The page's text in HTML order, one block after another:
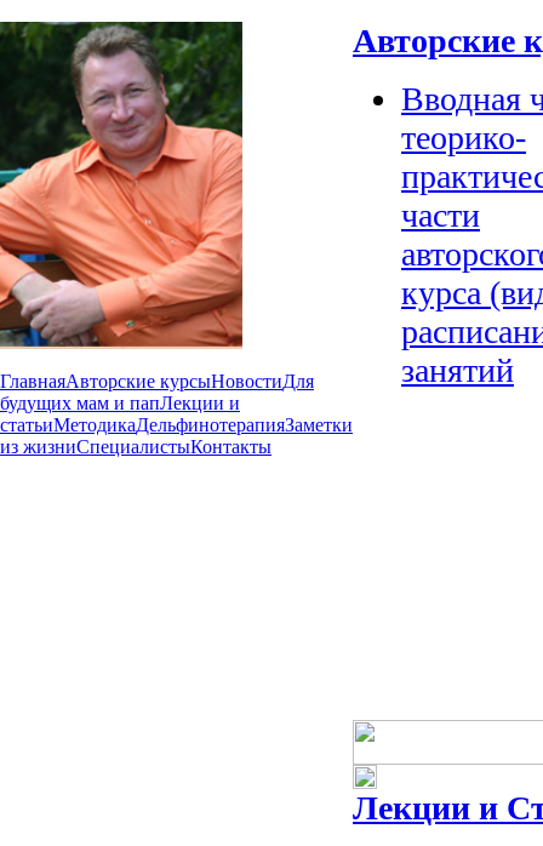
ГлавнаяАвторские курсыНовостиДля
будущих мам и папЛекции и
статьиМетодикаДельфинотерапияЗаметки
из жизниСпециалистыКонтакты
Авторские
Вводная
теорико-
части
курса
занятий
Лекции и